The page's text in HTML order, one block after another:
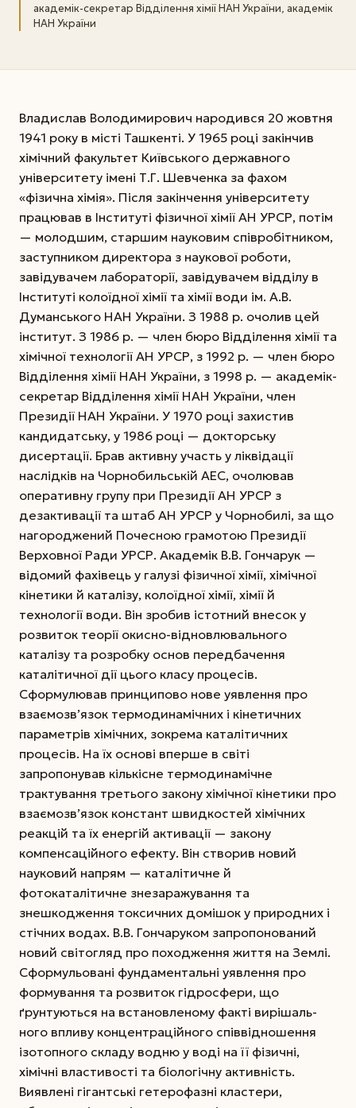
академік-секретар Відділення хімії НАН України, академік
НАН України
Владислав Володимирович народився 20 жовтня
1941 року в місті Ташкенті. У 1965 році закінчив
хімічний факультет Київського державного
університету імені Т.Г. Шевченка за фахом
«фізична хімія». Після закінчення університету
працював в Інституті фізичної хімії АН УРСР, потім
— молодшим, старшим науковим співробітником,
заступником директора з наукової роботи,
завідувачем лабораторії, завідувачем відділу в
Інституті колоїдної хімії та хімії води ім. А.В.
Думанського НАН України. З 1988 р. очолив цей
інститут. З 1986 р. — член бюро Відділення хімії та
хімічної технології АН УРСР, з 1992 р. — член бюро
Відділення хімії НАН України, з 1998 р. — академік-
секретар Відділення хімії НАН України, член
Президії НАН України. У 1970 році захистив
кандидатську, у 1986 році — докторську
дисертації. Брав активну участь у ліквідації
наслідків на Чорнобильській АЕС, очолював
оперативну групу при Президії АН УРСР з
дезактивації та штаб АН УРСР у Чорнобилі, за що
нагороджений Почесною грамотою Президії
Верховної Ради УРСР. Академік В.В. Гончарук —
відомий фахівець у галузі фізичної хімії, хімічної
кінетики й каталізу, колоїдної хімії, хімії й
технології води. Він зробив істотний внесок у
розвиток теорії окисно-відновлювального
каталізу та розробку основ передбачення
каталітичної дії цього класу процесів.
Сформулював принципово нове уявлення про
взаємозв’язок термодинамічних і кінетичних
параметрів хімічних, зокрема каталітичних
процесів. На їх основі вперше в світі
запропонував кількісне термодинамічне
трактування третього закону хімічної кінетики про
взаємозв’язок констант швидкостей хімічних
реакцій та їх енергій активації — закону
компенсаційного ефекту. Він створив новий
науковий напрям — каталітичне й
фотокаталітичне знезаражування та
знешкодження токсичних домішок у природних і
стічних водах. В.В. Гончаруком запропонований
новий світогляд про походження життя на Землі.
Сформульовані фундаментальні уявлення про
формування та розвиток гідросфери, що
ґрунтуються на встановленому факті вирішаль-
ного впливу концентраційного співвідношення
ізотопного складу водню у воді на її фізичні,
хімічні властивості та біологічну активність.
Виявлені гігантські гетерофазні кластери,